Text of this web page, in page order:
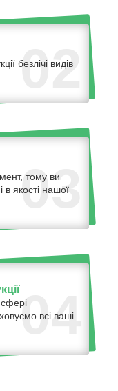
02
безлічі видів
03
тому ви
якості нашої
04
всі ваші